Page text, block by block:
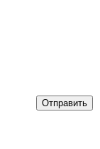
Отправить